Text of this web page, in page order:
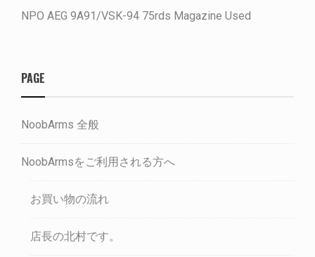
NPO AEG 9A91/VSK-94 75rds Magazine Used
PAGE
NoobArms 全般
NoobArmsをご利用される方へ
お買い物の流れ
店長の北村です。